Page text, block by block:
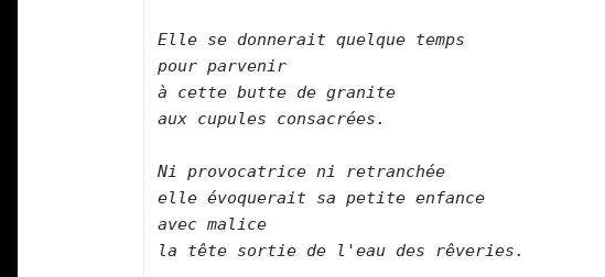
Elle se donnerait quelque temps
pour parvenir
à cette butte de granite
aux cupules consacrées.
Ni provocatrice ni retranchée
elle évoquerait sa petite enfance
avec malice
la tête sortie de l'eau des rêveries.